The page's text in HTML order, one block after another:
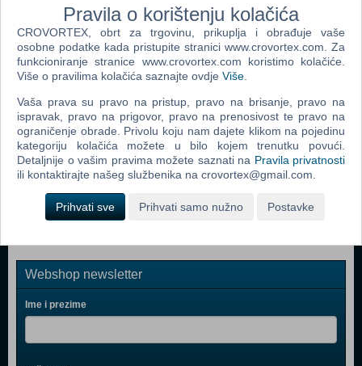
Popularno
Eye Camera + Eyecreate (3DS)
The Legend of Zelda Ocarina of Time 3D (Selects) (N)
(3DS)
Pokémon Alpha Sapphire (N) (3DS)
Bravely Default (N) (3DS)
Tomodachi Life (N) (3DS)
Monopoly Here And Now Classic & World Edition (3DS)
Webshop newsletter
Ime i prezime
Pravila o korištenju kolačića
CROVORTEX, obrt za trgovinu, prikuplja i obrađuje vaše
osobne podatke kada pristupite stranici www.crovortex.com. Za
funkcioniranje stranice www.crovortex.com koristimo kolačiće.
Više o pravilima kolačića saznajte ovdje Više
Vaša prava su pravo na pristup, pravo na brisanje, pravo na
ispravak, pravo na prigovor, pravo na prenosivost te pravo na
ograničenje obrade. Privolu koju nam dajete klikom na pojedinu
kategoriju kolačića možete u bilo kojem trenutku povući.
Detaljnije o vašim pravima možete saznati na Pravila privatnosti
ili kontaktirajte našeg službenika na crovortex@gmail.com.
Prihvati sve Prihvati samo nužno Postavke